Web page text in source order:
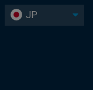
JP